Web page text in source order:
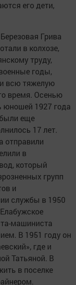
его дети,
Грива
в колхозе,
труду,
годы,
всю тяжелую
время. Осенью
юношей 1927 года
еще
17 лет.
отправили
в
который
групп
и
службы в 1950
машиниста
В 1951 году он
где и
Татьяной. В
в поселке